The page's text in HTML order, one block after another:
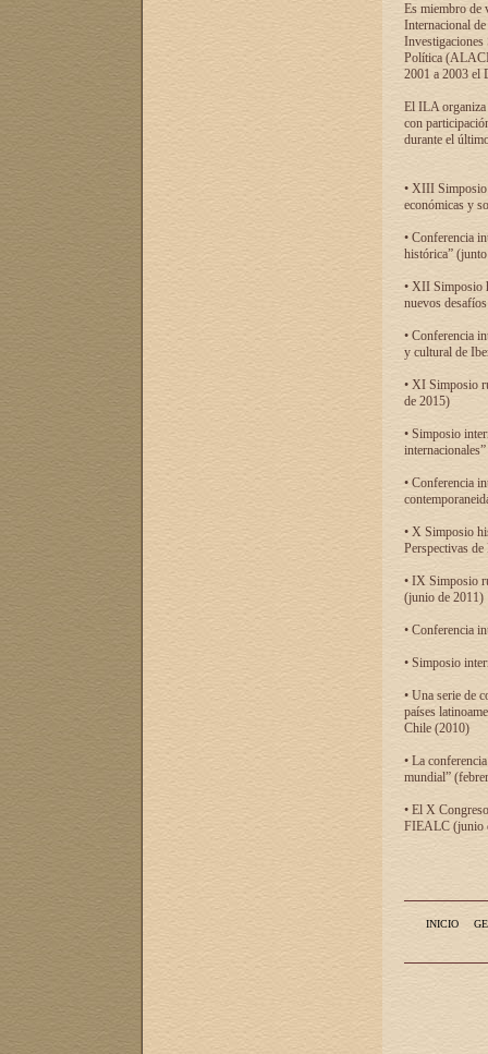
Es miembro de
Internacional
Investigaciones
Política
2001 a 2003 el
El ILA organiza
con
durante el
• XIII Simposio
económicas y
• Conferencia
histórica”
• XII Simposio
nuevos
• Conferencia
y cultural de
• XI Simposio
de 2015)
• Simposio
• Conferencia
• X Simposio
Perspectivas
• IX Simposio
(junio de 2011)
• Conferencia
• Simposio
• Una serie de
países
Chile (2010)
• La
mundial”
• El X
FIEALC (junio
INICIO